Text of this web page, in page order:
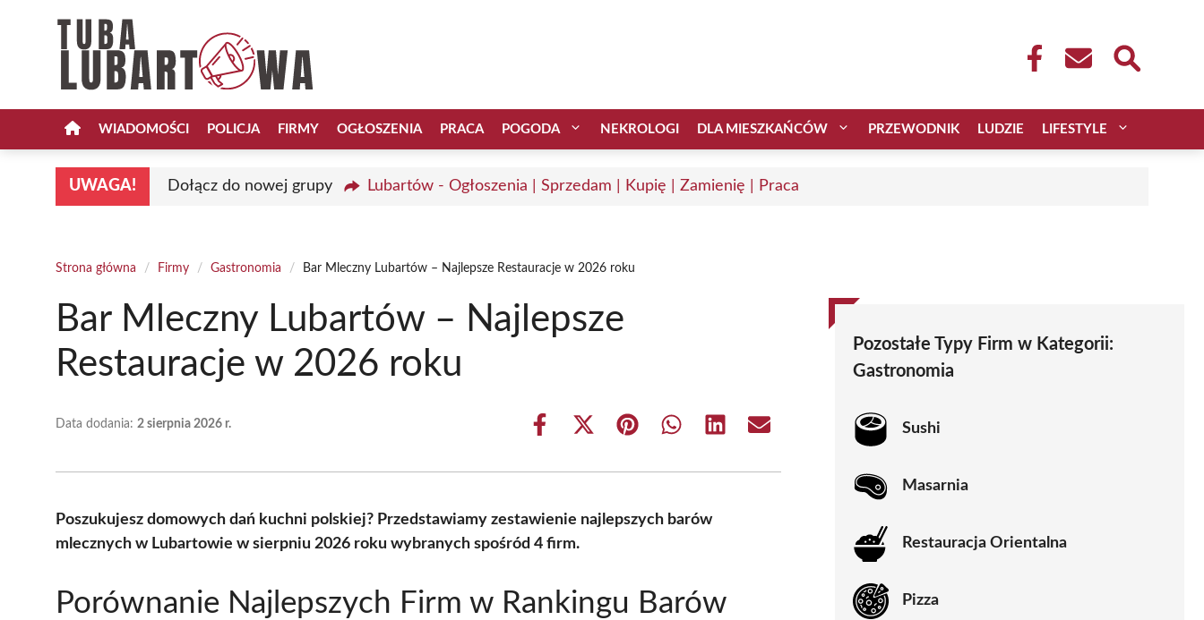
WIADOMOŚCI POLICJA FIRMY OGŁOSZENIA PRACA POGODA NEKROLOGI DLA MIESZKAŃCÓW PRZEWODNIK LUDZIE LIFESTYLE
UWAGA! Dołącz do nowej grupy Lubartów - Ogłoszenia | Sprzedam | Kupię | Zamienię | Praca
Strona główna / Firmy / Gastronomia / Bar Mleczny Lubartów – Najlepsze Restauracje w 2026 roku
Bar Mleczny Lubartów – Najlepsze
Restauracje w 2026 roku
Data dodania: 2 sierpnia 2026 r.
Share
Share
(Twitter)
Share Share Share Share
Poszukujesz domowych dań kuchni polskiej? Przedstawiamy zestawienie najlepszych barów
mlecznych w Lubartowie w sierpniu 2026 roku wybranych spośród 4 firm.
Porównanie Najlepszych Firm w Rankingu Barów
Pozostałe Typy Firm w Kategorii:
Gastronomia
Sushi
Masarnia
Restauracja Orientalna
Pizza